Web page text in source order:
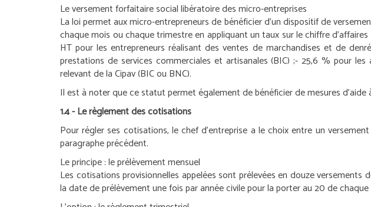
Le versement forfaitaire social libératoire des micro-entreprises
La loi permet aux micro-entrepreneurs de bénéficier d’un dispositif de
chaque mois ou chaque trimestre en appliquant un taux sur le chiffre
HT pour les entrepreneurs réalisant des ventes de marchandises et de
prestations de services commerciales et artisanales (BIC) ;- 25,6 % pour les
relevant de la Cipav (BIC ou BNC).
Il est à noter que ce statut permet également de bénéficier de mesures
1.4 - Le règlement des cotisations
Pour régler ses cotisations, le chef d’entreprise a le choix entre un
paragraphe précédent.
Le principe : le prélèvement mensuel
Les cotisations provisionnelles appelées sont prélevées en douze
la date de prélèvement une fois par année civile pour la porter au 20 de